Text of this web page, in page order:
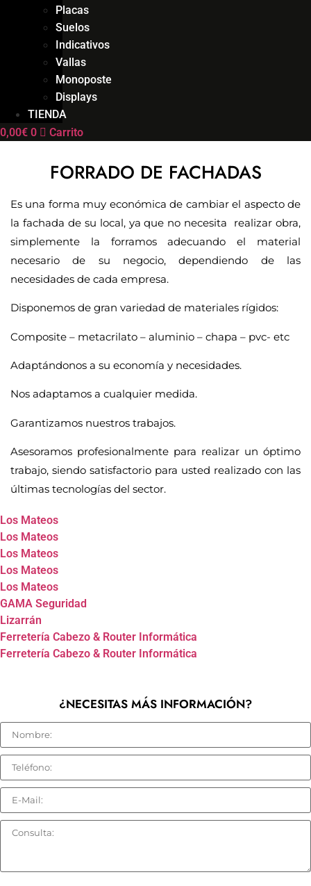
Placas
Suelos
Indicativos
Vallas
Monoposte
Displays
TIENDA
0,00€ 0 Carrito
FORRADO DE FACHADAS
Es una forma muy económica de cambiar el aspecto de
la fachada de su local, ya que no necesita realizar obra,
simplemente la forramos adecuando el material
necesario de su negocio, dependiendo de las
necesidades de cada empresa.
Disponemos de gran variedad de materiales rígidos:
Composite – metacrilato – aluminio – chapa – pvc- etc
Adaptándonos a su economía y necesidades.
Nos adaptamos a cualquier medida.
Garantizamos nuestros trabajos.
Asesoramos profesionalmente para realizar un óptimo
trabajo, siendo satisfactorio para usted realizado con las
últimas tecnologías del sector.
Los Mateos
Los Mateos
Los Mateos
Los Mateos
Los Mateos
GAMA Seguridad
Lizarrán
Ferretería Cabezo & Router Informática
Ferretería Cabezo & Router Informática
¿NECESITAS MÁS INFORMACIÓN?